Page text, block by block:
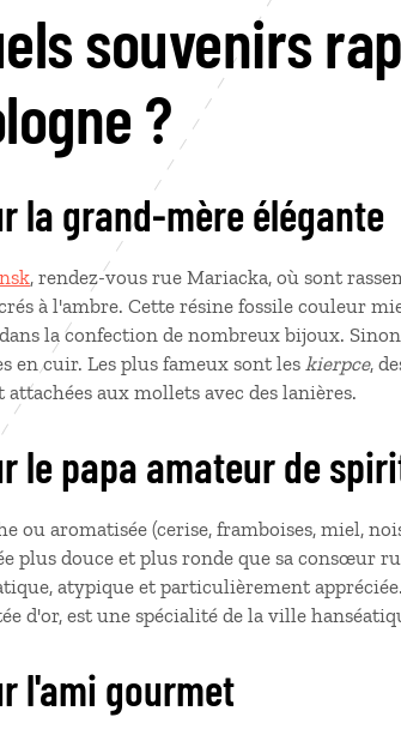
souvenirs
?
la grand-mère élégante
, rendez-vous rue Mariacka, où sont
à l'ambre. Cette résine fossile couleur
la confection de nombreux bijoux.
en cuir. Les plus fameux sont les kierpce,
attachées aux mollets avec des lanières.
le papa amateur de
ou aromatisée (cerise, framboises, miel,
plus douce et plus ronde que sa consœur
atypique et particulièrement
d'or, est une spécialité de la ville
l'ami gourmet